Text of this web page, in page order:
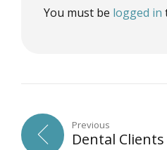
You must be logged in
Previous
Dental Clients